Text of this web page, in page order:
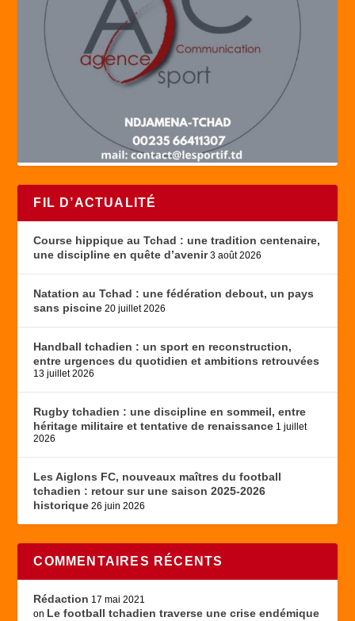
FIL D’ACTUALITÉ
Course hippique au Tchad : une tradition centenaire,
une discipline en quête d’avenir 3 août 2026
Natation au Tchad : une fédération debout, un pays
sans piscine 20 juillet 2026
Handball tchadien : un sport en reconstruction,
entre urgences du quotidien et ambitions retrouvées
13 juillet 2026
Rugby tchadien : une discipline en sommeil, entre
héritage militaire et tentative de renaissance 1 juillet
2026
Les Aiglons FC, nouveaux maîtres du football
tchadien : retour sur une saison 2025-2026
historique 26 juin 2026
COMMENTAIRES RÉCENTS
Rédaction 17 mai 2021
on Le football tchadien traverse une crise endémique